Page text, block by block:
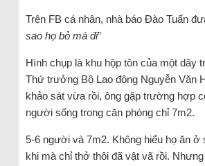
Trên FB cá nhân, nhà báo Đào Tuấn
sao họ bỏ mà đi”
Hình chụp là khu hộp tôn của một dãy
Thứ trưởng Bộ Lao động Nguyễn Văn
khảo sát vừa rồi, ông gặp trường hợp
người sống trong căn phòng chỉ 7m2.
5-6 người và 7m2. Không hiểu họ ăn ở
khi mà chỉ thở thôi đã vật vã rồi.